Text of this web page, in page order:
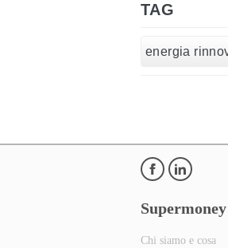
TAG
energia
Supermoney
Chi siamo e cosa